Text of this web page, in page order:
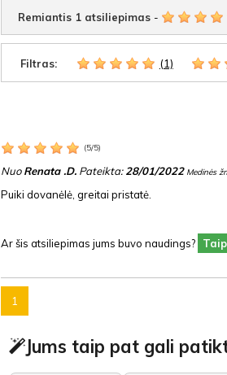
Remiantis 1 atsiliepimas -
Filtras: (1)
(5/5)
NuoRenata .D. Pateikta:28/01/2022 Medinės
Puiki dovanėlė, greitai pristatė.
Ar šis atsiliepimas jums buvo naudings? Taip
1
Jums taip pat gali